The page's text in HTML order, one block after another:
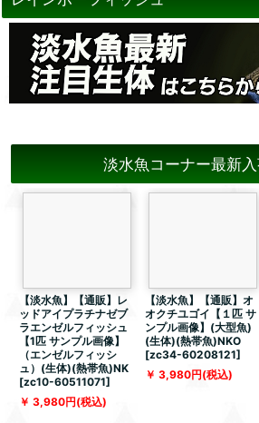
淡水魚コーナー最新
【淡水魚】【通販】レ
ッドアイプラチナゼブ
ラエンゼルフィッシュ
【1匹 サンプル画像】
（エンゼルフィッシ
ュ）(生体)(熱帯魚)NK
[zc10-60511071]
3,980円(税込)
【淡水魚】【通販】オ
オクチユゴイ【１匹 サ
ンプル画像】(大型魚)
(生体)(熱帯魚)NKO
[zc34-60208121]
3,980円(税込)